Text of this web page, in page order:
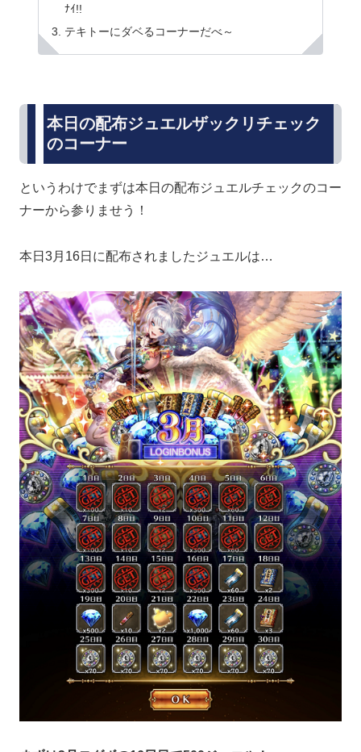
ﾅｲ!!
テキトーにダベるコーナーだべ～
本日の配布ジュエルザックリチェック
のコーナー
というわけでまずは本日の配布ジュエルチェックのコー
ナーから参りませう！
本日3月16日に配布されましたジュエルは…